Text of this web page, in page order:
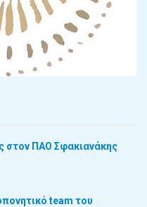
στον ΠΑΟ Σφακιανάκης
team του